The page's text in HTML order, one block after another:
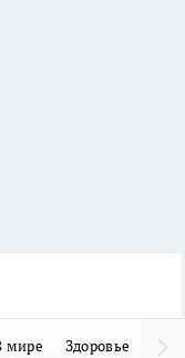
мире Здоровье